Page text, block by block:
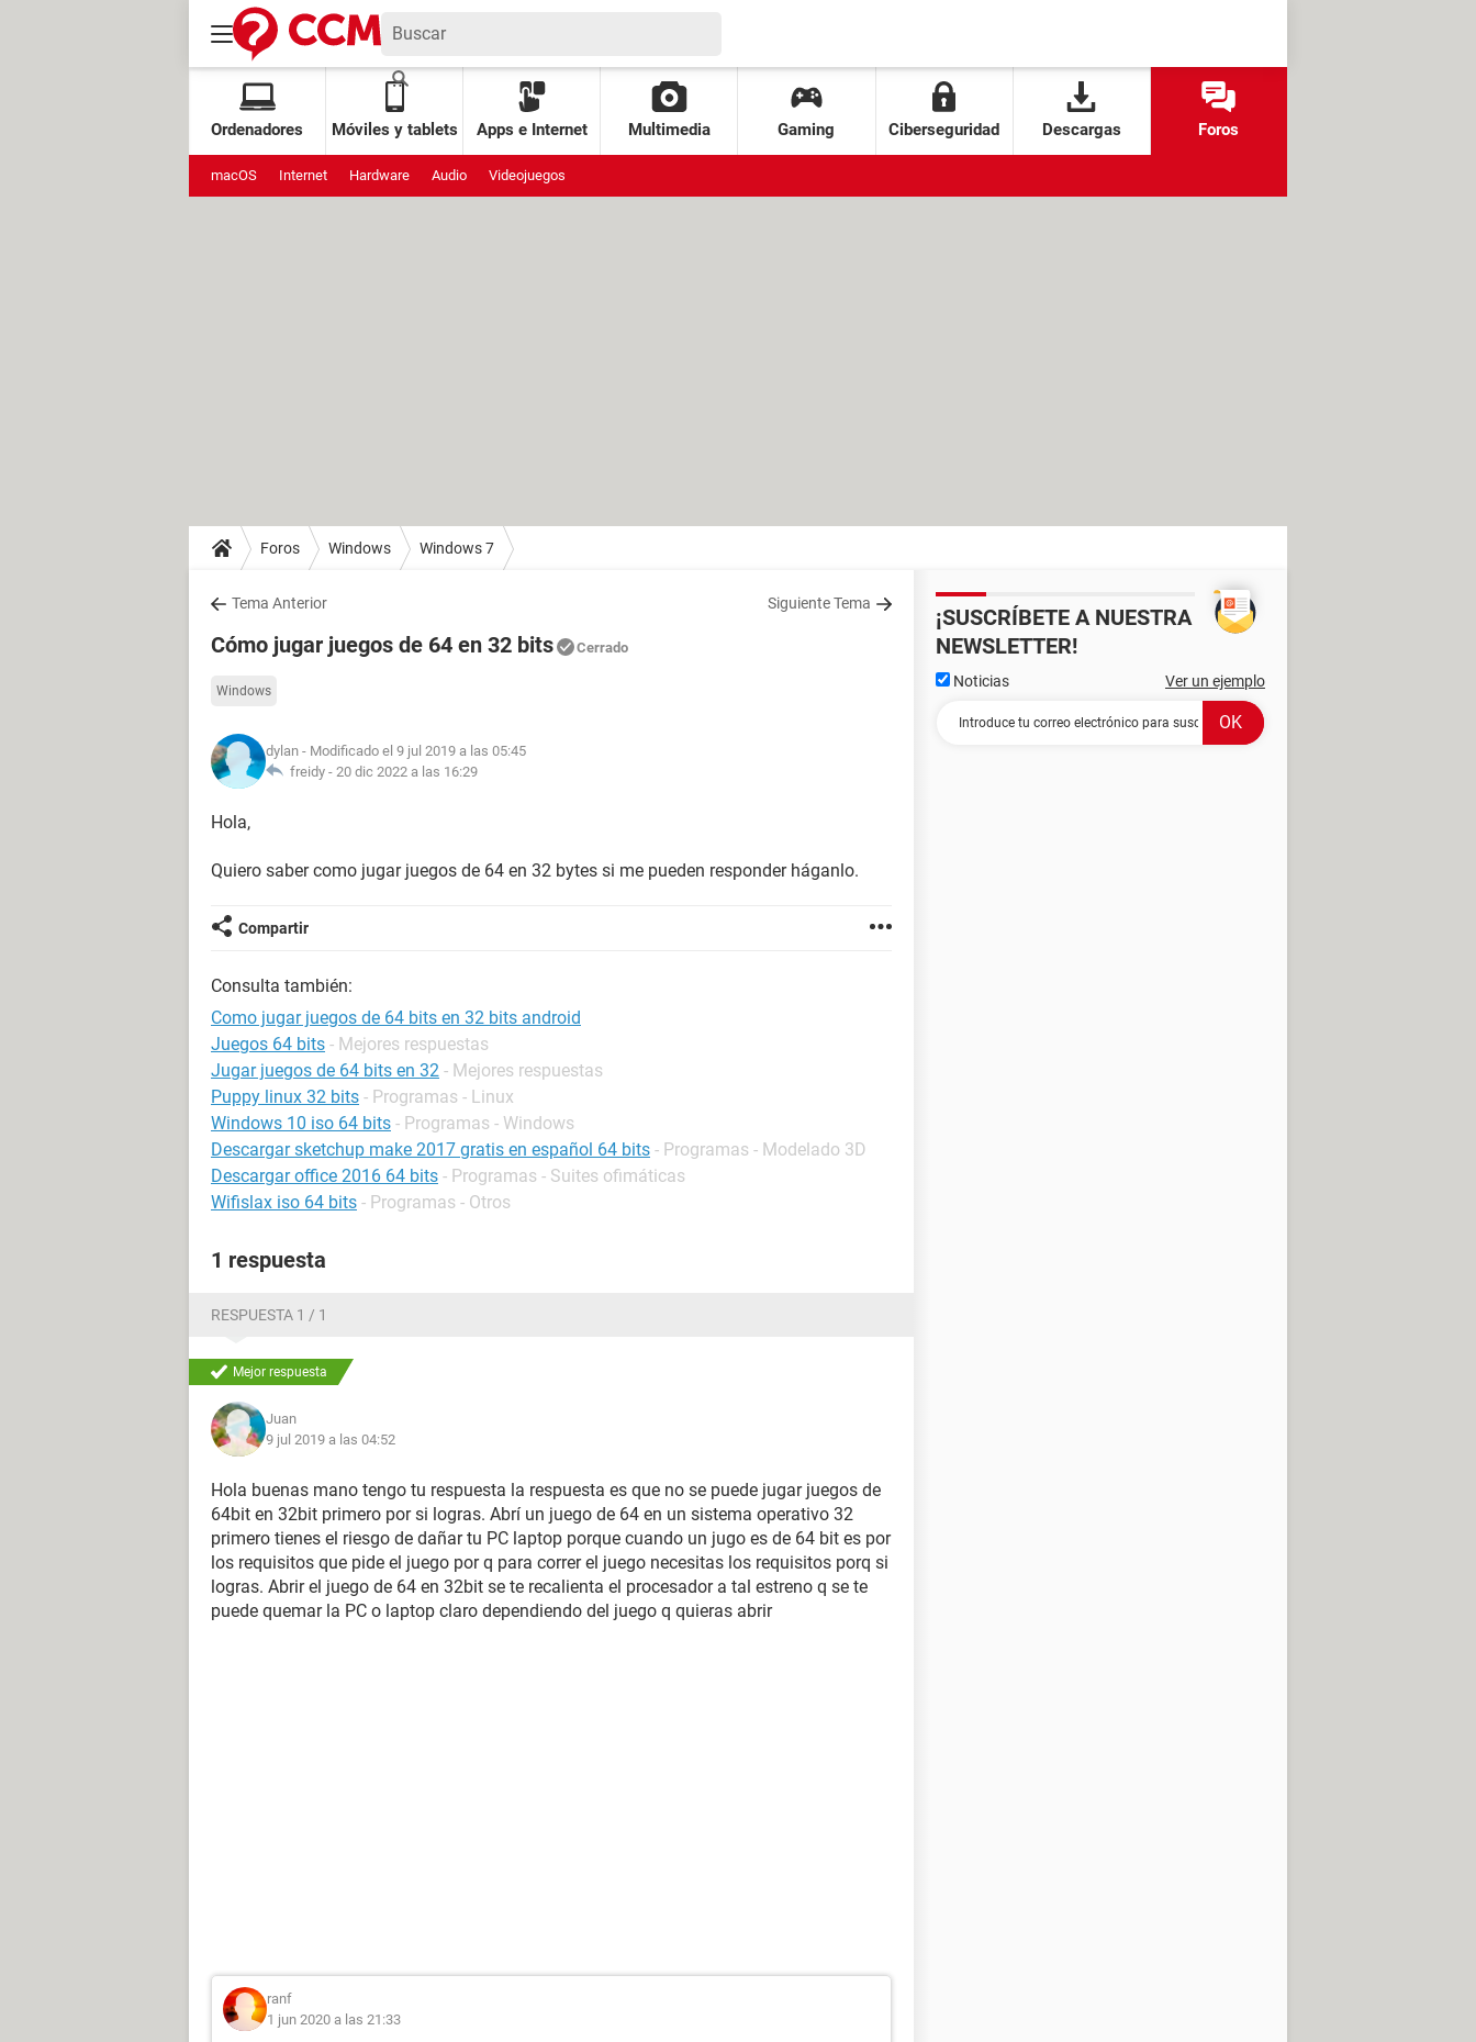
Ordenadores Móviles y tablets Apps e Internet Multimedia Gaming Ciberseguridad Descargas Foros
macOS Internet Hardware Audio Videojuegos
Foros Windows Windows 7
Tema Anterior Siguiente Tema
Cómo jugar juegos de 64 en 32 bits Cerrado
Windows
dylan - Modificado el 9 jul 2019 a las 05:45
freidy - 20 dic 2022 a las 16:29
Hola,
Quiero saber como jugar juegos de 64 en 32 bytes si me pueden responder háganlo.
Compartir
Consulta también:
Como jugar juegos de 64 bits en 32 bits android
Juegos 64 bits - Mejores respuestas
Jugar juegos de 64 bits en 32 - Mejores respuestas
Puppy linux 32 bits - Programas - Linux
Windows 10 iso 64 bits - Programas - Windows
Descargar sketchup make 2017 gratis en español 64 bits - Programas - Modelado 3D
Descargar office 2016 64 bits - Programas - Suites ofimáticas
Wifislax iso 64 bits - Programas - Otros
1 respuesta
RESPUESTA 1 / 1
Mejor respuesta
Juan
9 jul 2019 a las 04:52
Hola buenas mano tengo tu respuesta la respuesta es que no se puede jugar juegos de
64bit en 32bit primero por si logras. Abrí un juego de 64 en un sistema operativo 32
primero tienes el riesgo de dañar tu PC laptop porque cuando un jugo es de 64 bit es por
los requisitos que pide el juego por q para correr el juego necesitas los requisitos porq si
logras. Abrir el juego de 64 en 32bit se te recalienta el procesador a tal estreno q se te
puede quemar la PC o laptop claro dependiendo del juego q quieras abrir
ranf
1 jun 2020 a las 21:33
¡SUSCRÍBETE A NUESTRA
NEWSLETTER!
Noticias Ver un ejemplo